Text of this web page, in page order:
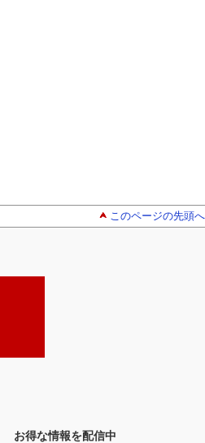
このページの先頭へ
お得な情報を配信中